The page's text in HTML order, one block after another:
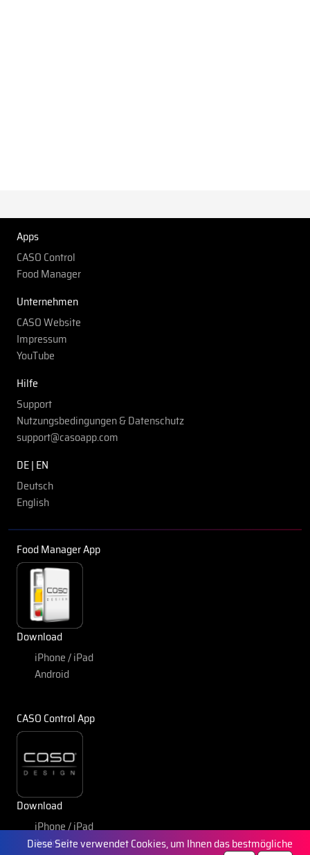
Apps
CASO Control
Food Manager
Unternehmen
CASO Website
Impressum
YouTube
Hilfe
Support
Nutzungsbedingungen & Datenschutz
support@casoapp.com
DE | EN
Deutsch
English
Food Manager App
Download
iPhone / iPad
Android
CASO Control App
Download
iPhone / iPad
Android
Diese Seite verwendet Cookies, um Ihnen das bestmögliche